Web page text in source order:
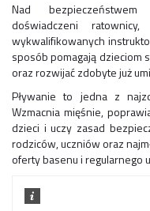
Nad
doświadczeni
wykwalifikowanych
sposób pomagają dzieciom
oraz rozwijać zdobyte już
Pływanie to jedna z
Wzmacnia mięśnie,
dzieci i uczy zasad
rodziców, uczniów oraz
oferty basenu i regularnego